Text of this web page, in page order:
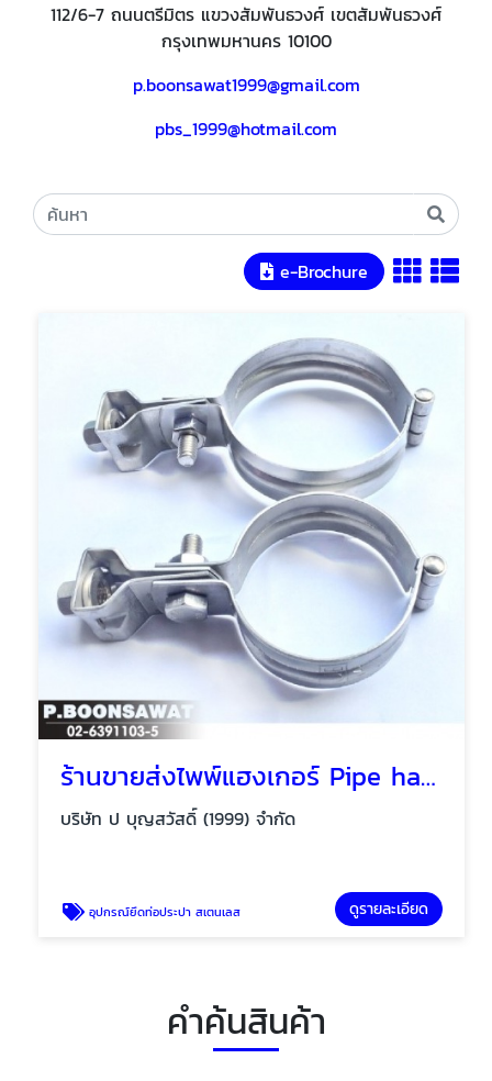
112/6-7 ถนนตรีมิตร แขวงสัมพันธวงศ์ เขตสัมพันธวงศ์
กรุงเทพมหานคร 10100
p.boonsawat1999@gmail.com
pbs_1999@hotmail.com
e-Brochure
ร้านขายส่งไพพ์แฮงเกอร์ Pipe hanger, Saddle clamp
บริษัท ป บุญสวัสดิ์ (1999) จำกัด
อุปกรณ์ยึดท่อประปา สเตนเลส ดูรายละเอียด
คำค้นสินค้า